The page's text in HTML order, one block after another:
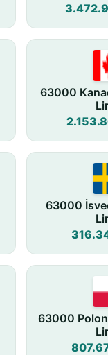
63000
63000
63000